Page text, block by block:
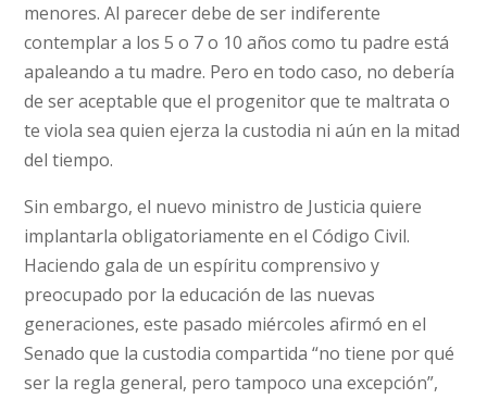
menores. Al parecer debe de ser indiferente
contemplar a los 5 o 7 o 10 años como tu padre está
apaleando a tu madre. Pero en todo caso, no debería
de ser aceptable que el progenitor que te maltrata o
te viola sea quien ejerza la custodia ni aún en la mitad
del tiempo.
Sin embargo, el nuevo ministro de Justicia quiere
implantarla obligatoriamente en el Código Civil.
Haciendo gala de un espíritu comprensivo y
preocupado por la educación de las nuevas
generaciones, este pasado miércoles afirmó en el
Senado que la custodia compartida “no tiene por qué
ser la regla general, pero tampoco una excepción”,